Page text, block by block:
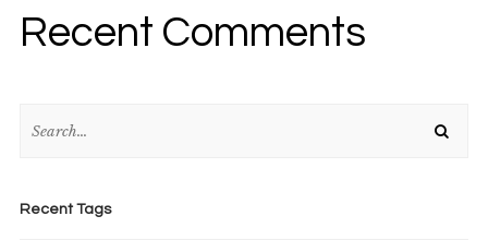
Recent Comments
Recent Tags